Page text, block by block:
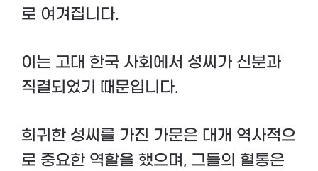
로 여겨집니다.
이는 고대 한국 사회에서 성씨가 신분과
직결되었기 때문입니다.
희귀한 성씨를 가진 가문은 대개 역사적으
로 중요한 역할을 했으며, 그들의 혈통은